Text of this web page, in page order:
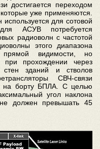
достигается переходом
уже применяются.
для сотовой
АСУВ потребуется
радиоволн с частотой
этого диапазона
прямой видимости, но
при прохождении через
стен зданий и стволов
СВЧ-связи
на борту БПЛА. С целью
угол наклона
должен превышать 45